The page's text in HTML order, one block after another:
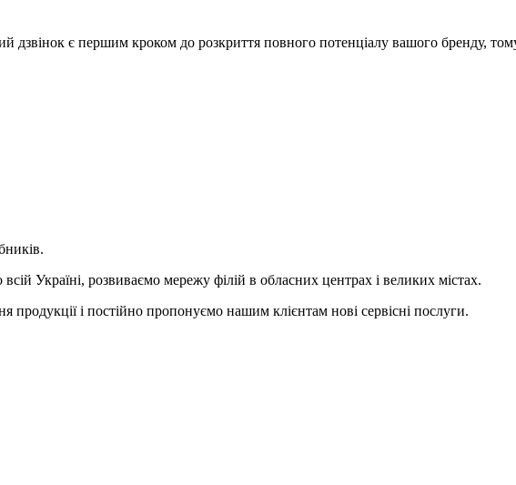
є першим кроком до розкриття повного потенціалу вашого бренду, тому
Україні, розвиваємо мережу філій в обласних центрах і великих містах.
продукції і постійно пропонуємо нашим клієнтам нові сервісні послуги.